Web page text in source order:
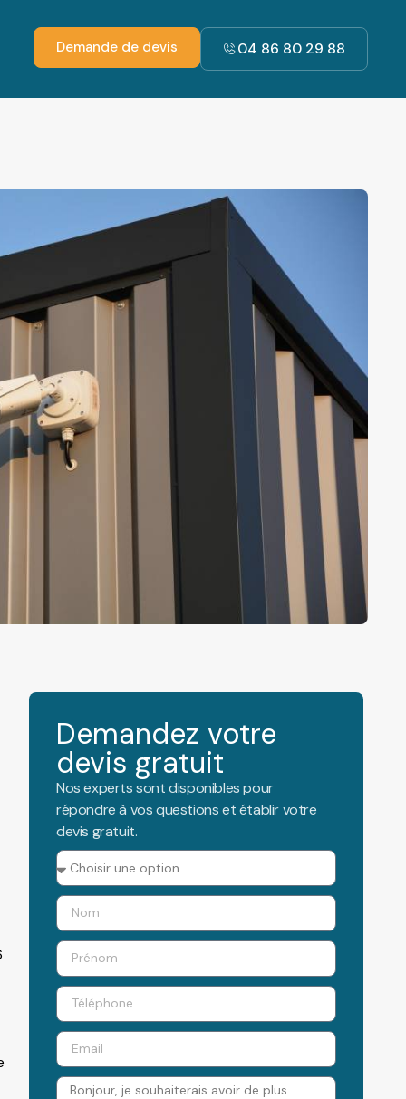
Demande de devis 04 86 80 29 88
Demandez votre
devis gratuit
Nos experts sont disponibles pour
répondre à vos questions et établir votre
devis gratuit.